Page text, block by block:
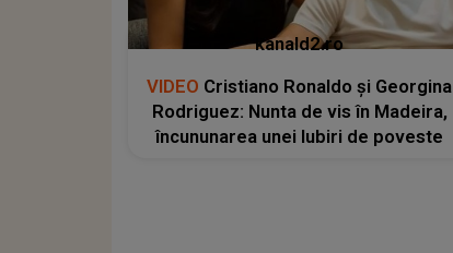
kanald2.ro
VIDEO Cristiano Ronaldo și Georgina
Rodriguez: Nunta de vis în Madeira,
încununarea unei Iubiri de poveste